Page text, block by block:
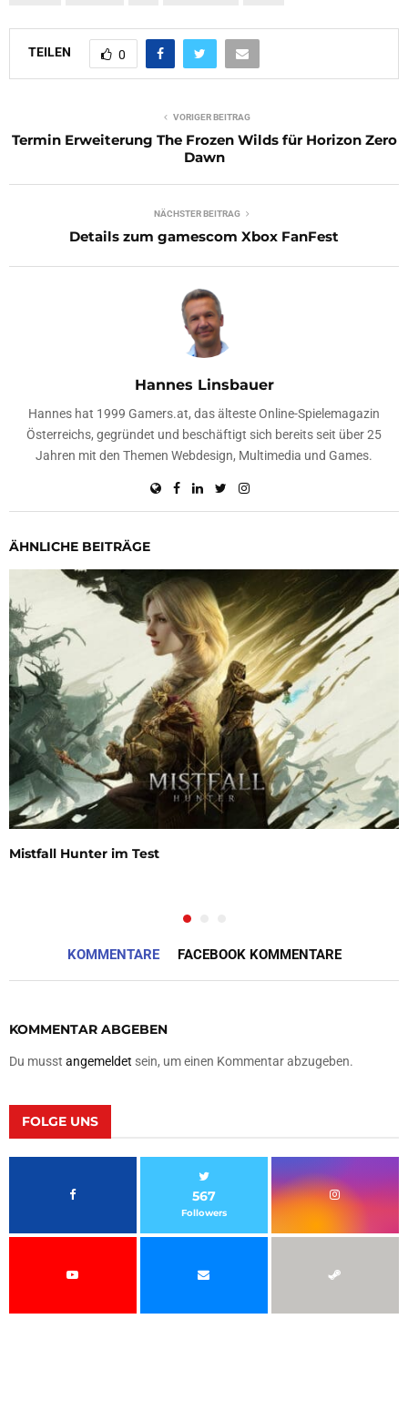
TEILEN 0
VORIGER BEITRAG
Termin Erweiterung The Frozen Wilds für Horizon Zero
Dawn
NÄCHSTER BEITRAG
Details zum gamescom Xbox FanFest
Hannes Linsbauer
Hannes hat 1999 Gamers.at, das älteste Online-Spielemagazin
Österreichs, gegründet und beschäftigt sich bereits seit über 25
Jahren mit den Themen Webdesign, Multimedia und Games.
ÄHNLICHE BEITRÄGE
Mistfall Hunter im Test
KOMMENTARE FACEBOOK KOMMENTARE
KOMMENTAR ABGEBEN
Du musst angemeldet sein, um einen Kommentar abzugeben.
FOLGE UNS
567
Followers